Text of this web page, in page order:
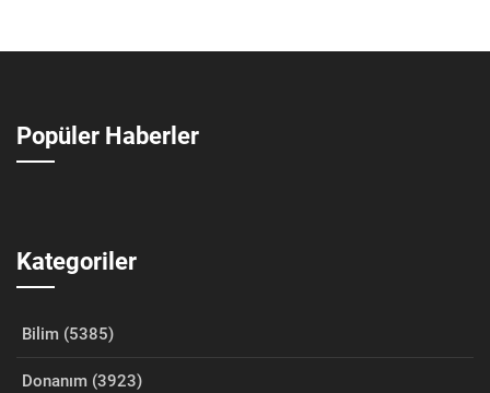
Popüler Haberler
Kategoriler
Bilim (5385)
Donanım (3923)